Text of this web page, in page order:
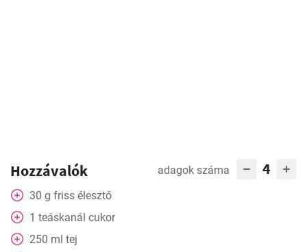
Hozzávalók adagok száma 4
30 g friss élesztő
1 teáskanál cukor
250 ml tej